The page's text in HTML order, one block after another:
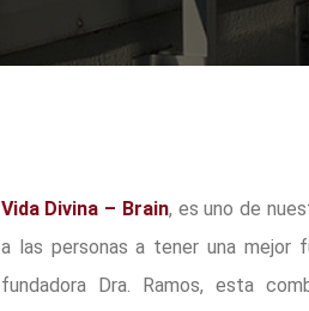
Vida Divina – Brain, es uno de
a las personas a tener una mejor
fundadora Dra. Ramos, esta